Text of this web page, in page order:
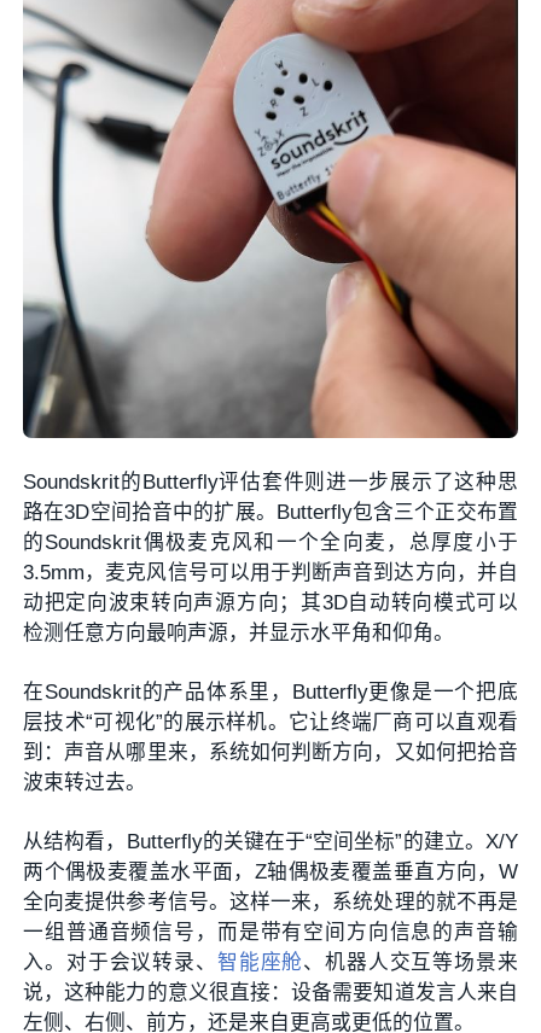
Soundskrit的Butterfly评估套件则进一步展示了这种思
路在3D空间拾音中的扩展。Butterfly包含三个正交布置
的Soundskrit偶极麦克风和一个全向麦，总厚度小于
3.5mm，麦克风信号可以用于判断声音到达方向，并自
动把定向波束转向声源方向；其3D自动转向模式可以
检测任意方向最响声源，并显示水平角和仰角。
在Soundskrit的产品体系里，Butterfly更像是一个把底
层技术“可视化”的展示样机。它让终端厂商可以直观看
到：声音从哪里来，系统如何判断方向，又如何把拾音
波束转过去。
从结构看，Butterfly的关键在于“空间坐标”的建立。X/Y
两个偶极麦覆盖水平面，Z轴偶极麦覆盖垂直方向，W
全向麦提供参考信号。这样一来，系统处理的就不再是
一组普通音频信号，而是带有空间方向信息的声音输
入。对于会议转录、 智能座舱、机器人交互等场景来
说，这种能力的意义很直接：设备需要知道发言人来自
左侧、右侧、前方，还是来自更高或更低的位置。